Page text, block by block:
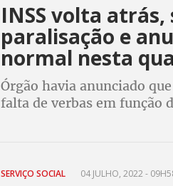
INSS volta atrás,
paralisação e
normal nesta
Órgão havia anunciado
falta de verbas em função
SERVIÇO SOCIAL 04 JULHO, 2022 -